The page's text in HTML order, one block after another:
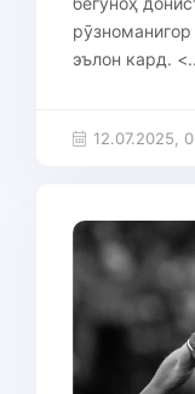
эълон кард.
12.07.2025,